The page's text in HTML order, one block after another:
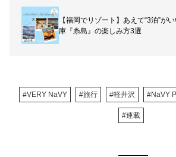
【福岡でリゾート】あえて“3泊”が
庫『糸島』の楽しみ方3選
#VERY NaVY #旅行 #軽井沢 #NaVY
#連載